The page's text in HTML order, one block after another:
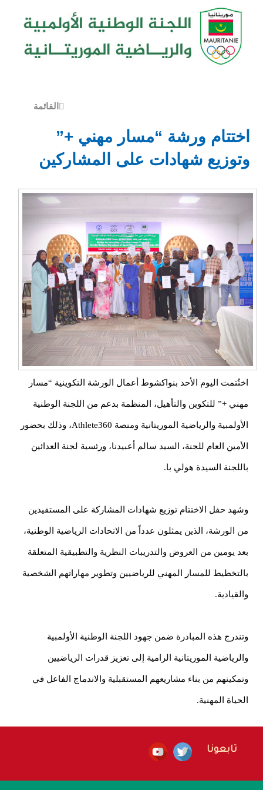
القائمة
ورشة “مسار مهني +”
شهادات على المشاركين
اليوم الأحد بنواكشوط أعمال الورشة التكوينية “مسار
+” للتكوين والتأهيل، المنظمة بدعم من اللجنة الوطنية
الأولمبية والرياضية الموريتانية ومنصة Athlete360، وذلك بحضور
العام للجنة، السيد سالم أعبيدنا، ورئسية لجنة العدائين
السيدة هولي با.
حفل الاختتام توزيع شهادات المشاركة على المستفيدين
الورشة، الذين يمثلون عدداً من الاتحادات الرياضية الوطنية،
يومين من العروض والتدريبات النظرية والتطبيقية المتعلقة
للمسار المهني للرياضيين وتطوير مهاراتهم الشخصية
هذه المبادرة ضمن جهود اللجنة الوطنية الأولمبية
الموريتانية الرامية إلى تعزيز قدرات الرياضيين
من بناء مشاريعهم المستقبلية والاندماج الفاعل في
المهنية.
تابعونا